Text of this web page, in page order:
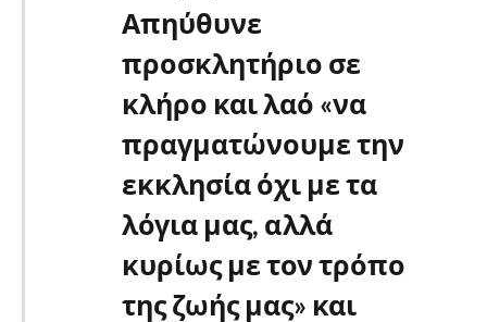
Απηύθυνε
προσκλητήριο σε
κλήρο και λαό «να
πραγματώνουμε την
εκκλησία όχι με τα
λόγια μας, αλλά
κυρίως με τον τρόπο
της ζωής μας» και